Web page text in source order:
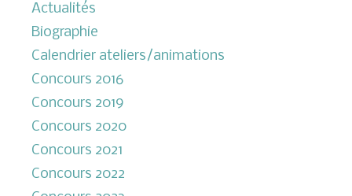
Actualités
Biographie
Calendrier ateliers/animations
Concours 2016
Concours 2019
Concours 2020
Concours 2021
Concours 2022